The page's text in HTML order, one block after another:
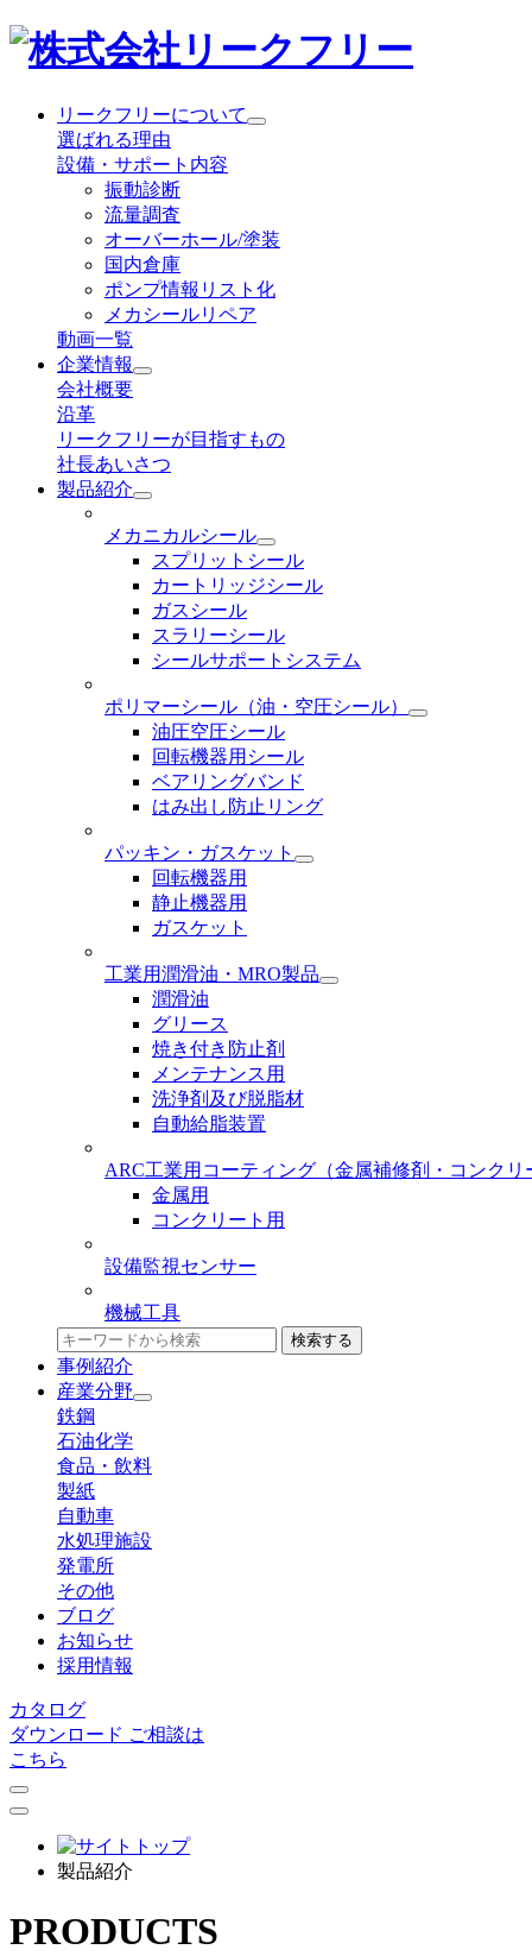
リークフリーについて
選ばれる理由
設備・サポート内容
振動診断
流量調査
オーバーホール/塗装
国内倉庫
ポンプ情報リスト化
メカシールリペア
動画一覧
企業情報
会社概要
沿革
リークフリーが目指すもの
社長あいさつ
製品紹介
メカニカルシール
スプリットシール
カートリッジシール
ガスシール
スラリーシール
シールサポートシステム
ポリマーシール （油・空圧シール）
油圧空圧シール
回転機器用シール
ベアリングバンド
はみ出し防止リング
パッキン・ガスケット
回転機器用
静止機器用
ガスケット
工業用潤滑油・MRO製品
潤滑油
グリース
焼き付き防止剤
メンテナンス用
洗浄剤及び脱脂材
自動給脂装置
ARC工業用コーティング （金属補修剤・コンクリ
金属用
コンクリート用
設備監視センサー
機械工具
検索する
事例紹介
産業分野
鉄鋼
石油化学
食品・飲料
製紙
自動車
水処理施設
発電所
その他
ブログ
お知らせ
採用情報
カタログ
ダウンロード ご相談は
こちら
製品紹介
PRODUCTS